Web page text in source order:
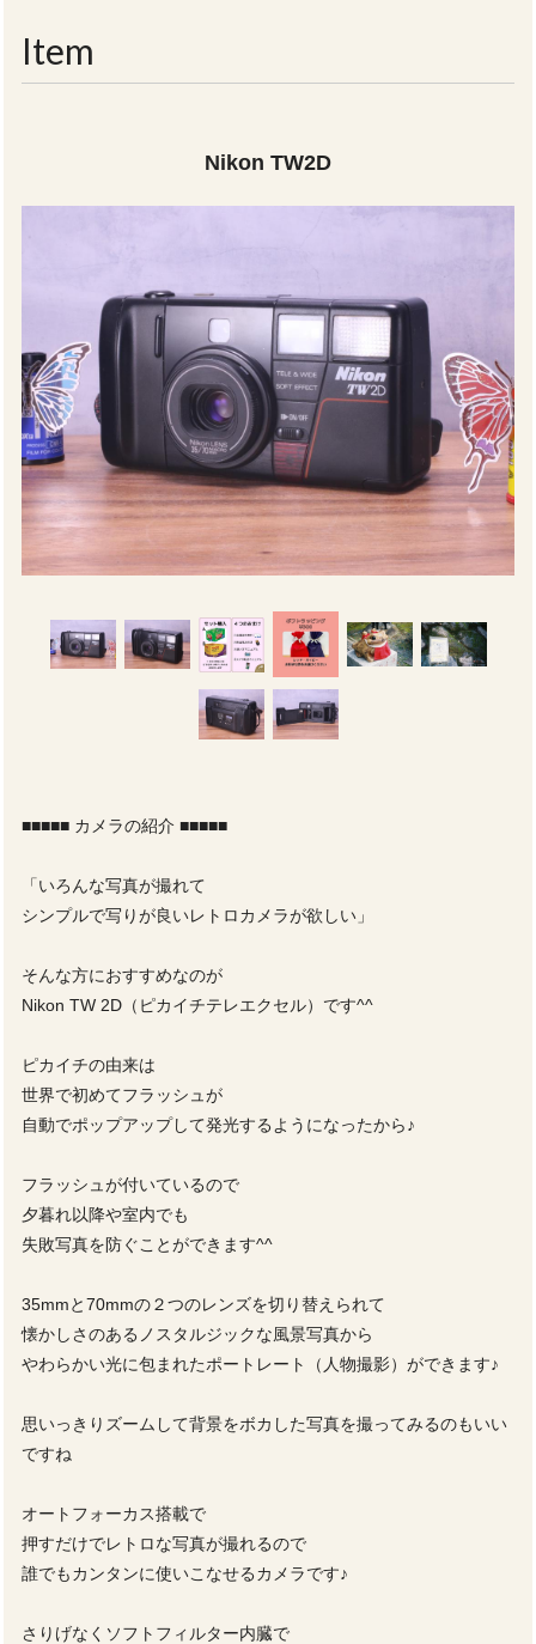
Item
Nikon TW2D
■■■■■ カメラの紹介 ■■■■■
「いろんな写真が撮れて
シンプルで写りが良いレトロカメラが欲しい」
そんな方におすすめなのが
Nikon TW 2D（ピカイチテレエクセル）です^^
ピカイチの由来は
世界で初めてフラッシュが
自動でポップアップして発光するようになったから♪
フラッシュが付いているので
夕暮れ以降や室内でも
失敗写真を防ぐことができます^^
35mmと70mmの２つのレンズを切り替えられて
懐かしさのあるノスタルジックな風景写真から
やわらかい光に包まれたポートレート（人物撮影）ができます♪
思いっきりズームして背景をボカした写真を撮ってみるのもいい
ですね
オートフォーカス搭載で
押すだけでレトロな写真が撮れるので
誰でもカンタンに使いこなせるカメラです♪
さりげなくソフトフィルター内臓で